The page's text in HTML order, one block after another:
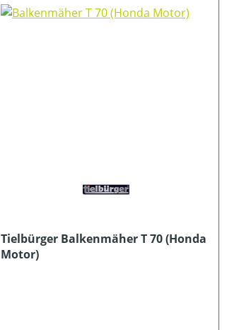
Tielbürger Balkenmäher T 70 (Honda
Motor)